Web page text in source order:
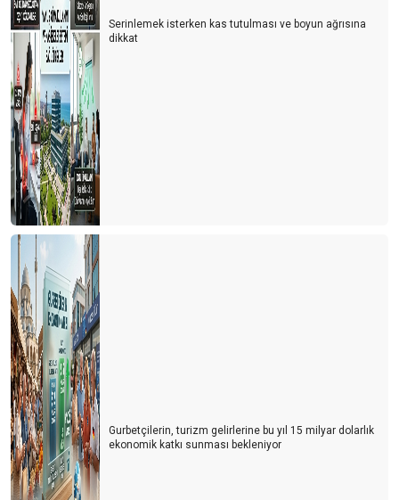
Serinlemek isterken kas tutulması ve boyun ağrısına
dikkat
Gurbetçilerin, turizm gelirlerine bu yıl 15 milyar dolarlık
ekonomik katkı sunması bekleniyor